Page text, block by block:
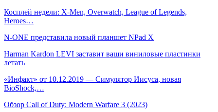
Косплей недели: X-Men, Overwatch, League of Legends,
Heroes…
N-ONE представила новый планшет NPad X
Harman Kardon LEVI заставит ваши виниловые пластинки
летать
«Инфакт» от 10.12.2019 — Симулятор Иисуса, новая
BioShock,…
Обзор Call of Duty: Modern Warfare 3 (2023)